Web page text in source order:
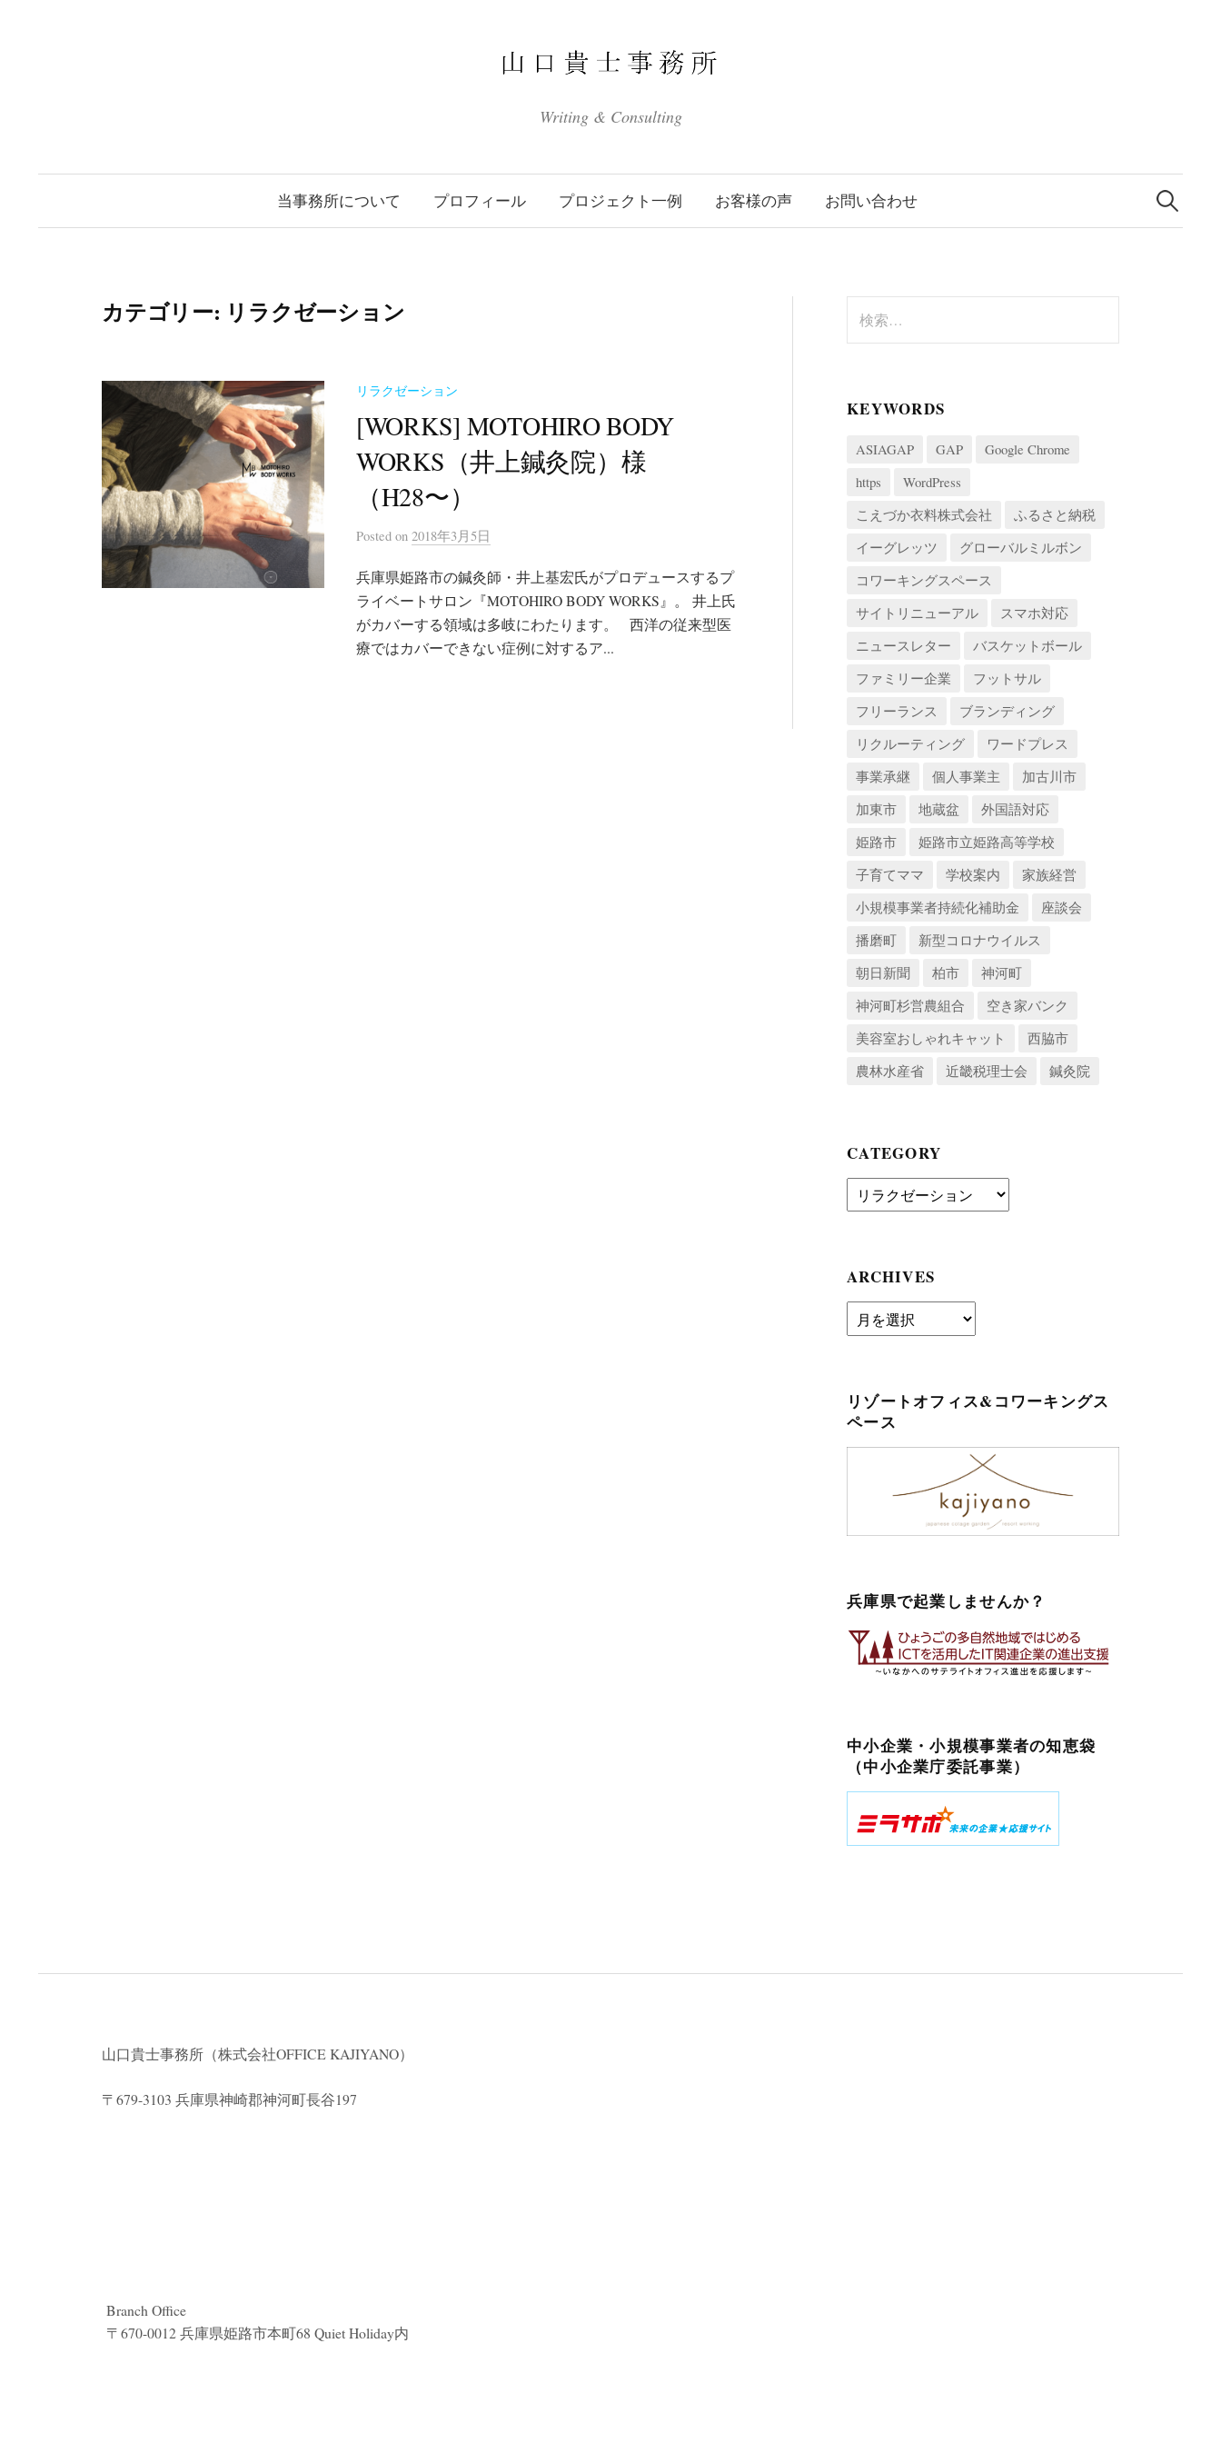
ス
ッ
Writing & Consulting
当事務所について プロフィール プロジェクト一例 お客様の声 お問い合わせ
検
索:
カテゴリー: リラクゼーション
リラクゼーション
[WORKS] MOTOHIRO BODY
WORKS（井上鍼灸院）様
（H28〜）
Posted on 2018年3月5日
兵庫県姫路市の鍼灸師・井上基宏氏がプロデュースするプ
ライベートサロン『MOTOHIRO BODY WORKS』。 井上氏
がカバーする領域は多岐にわたります。 西洋の従来型医
療ではカバーできない症例に対するア...
索:
KEYWORDS
ASIAGAP GAP
Google Chrome
https
WordPress
こえづか衣料株式会社
ふるさと納税
イーグレッツ
グローバルミルボン
コワーキングスペース
サイトリニューアル
スマホ対応
ニュースレター
バスケットボール
ファミリー企業
フットサル
フリーランス
ブランディング
リクルーティング
ワードプレス
事業承継
個人事業主
加古川市
加東市
地蔵盆
外国語対応
姫路市
姫路市立姫路高等学校
子育てママ
学校案内
家族経営
小規模事業者持続化補助金
座談会
播磨町
新型コロナウイルス
朝日新聞
柏市
神河町
神河町杉営農組合
空き家バンク
美容室おしゃれキャット
西脇市
農林水産省
近畿税理士会 鍼灸院
CATEGORY
Category
ARCHIVES
archives
リゾートオフィス&コワーキングス
ペース
兵庫県で起業しませんか？
中小企業・小規模事業者の知恵袋
（中小企業庁委託事業）
山口貴士事務所（株式会社OFFICE KAJIYANO）
〒679-3103 兵庫県神崎郡神河町長谷197
Branch Office
〒670-0012 兵庫県姫路市本町68 Quiet Holiday内